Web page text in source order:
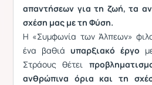
απαντήσεων για τη ζωή, τα
σχέση μας με τη Φύση.
Η «Συμφωνία των Άλπεων»
ένα βαθιά υπαρξιακό έργο
Στράους θέτει
ανθρώπινα όρια και τη